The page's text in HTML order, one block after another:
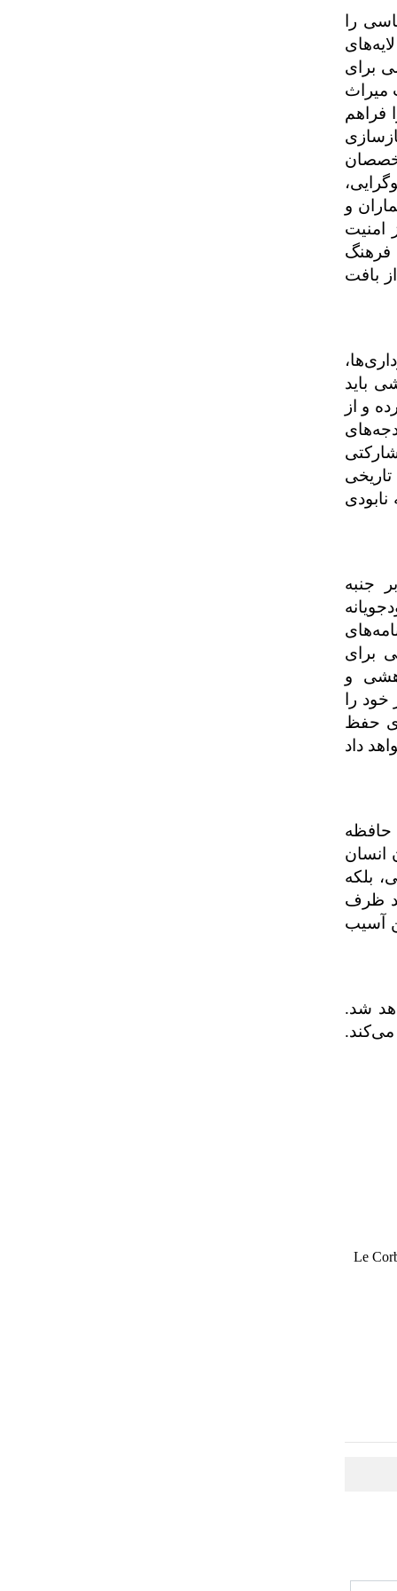
را
برای
میراث
فراهم
و
امنیت
فرهنگ
بافت
باید
و از
نابودی
جنبه
برای
و
را
حفظ
داد
حافظه
انسان
بلکه
ظرف
آسیب
شد.
Le